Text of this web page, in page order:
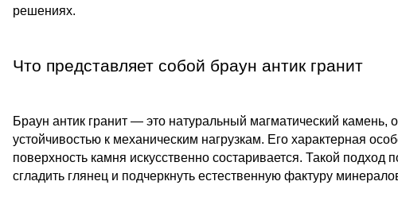
решениях.
Что представляет собой браун антик гранит
Браун антик гранит — это натуральный магматический камень,
устойчивостью к механическим нагрузкам. Его характерная
поверхность камня искусственно состаривается. Такой
сгладить глянец и подчеркнуть естественную фактуру